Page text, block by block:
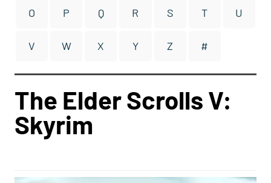
O P Q R S T U
V W X Y Z #
The Elder Scrolls V:
Skyrim